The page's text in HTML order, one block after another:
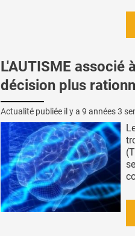
L'AUTISME associé
décision plus
Actualité publiée il y a 9 années 3